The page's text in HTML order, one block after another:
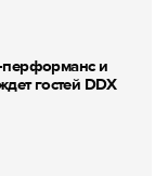
перформанс и
гостей DDX